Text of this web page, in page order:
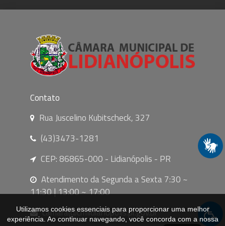
Utilizamos cookies essenciais para proporcionar uma melhor
experiência. Ao continuar navegando, você concorda com a nossa
Contato
Rua Juscelino Kubitscheck, 327
(43)3473-1281
CEP: 86865-000 - Lidianópolis - PR
Atendimento da Segunda a Sexta 7:30 ~
11:30 | 13:00 ~ 17:00
camara@cmlidianopolis.pr.gov.br